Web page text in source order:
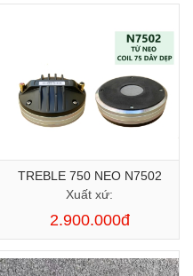
TREBLE 750 NEO N7502
Xuất xứ:
2.900.000đ